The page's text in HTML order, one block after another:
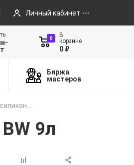
Личный кабинет
0
В
корзине
0 ₽
Биржа
мастеров
9л